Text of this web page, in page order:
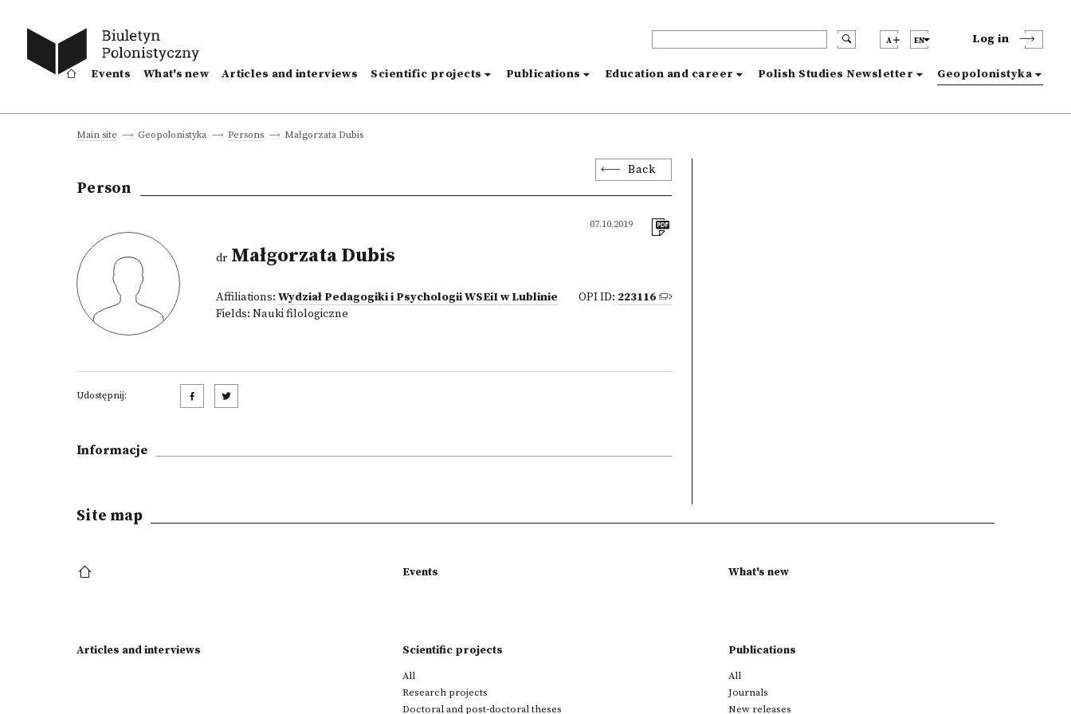
A EN Log in
Events What's new Articles and interviews Scientific projects Publications Education and career Polish Studies Newsletter Geopolonistyka
Main site Geopolonistyka Persons Małgorzata Dubis
Back
Person
07.10.2019
drMałgorzata Dubis
Affiliations: Wydział Pedagogiki i Psychologii WSEiI w Lublinie
Fields: Nauki filologiczne
OPI ID: 223116
Udostępnij:
Informacje
Site map
Events What's new
Articles and interviews Scientific projects
All
Research projects
Doctoral and post-doctoral theses
Publications
All
Journals
New releases